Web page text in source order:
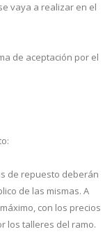
vaya a realizar en el
de aceptación por el
de repuesto deberán
de las mismas. A
con los precios
los talleres del ramo.